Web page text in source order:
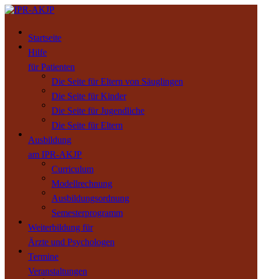
Startseite
Hilfe
für Patienten
Die Seite für Eltern von Säuglingen
Die Seite für Kinder
Die Seite für Jugendliche
Die Seite für Eltern
Ausbildung
am IPR-AKJP
Curriculum
Modellrechnung
Ausbildungsordnung
Semesterprogramm
Weiterbildung für
Ärzte und Psychologen
Termine
Veranstaltungen